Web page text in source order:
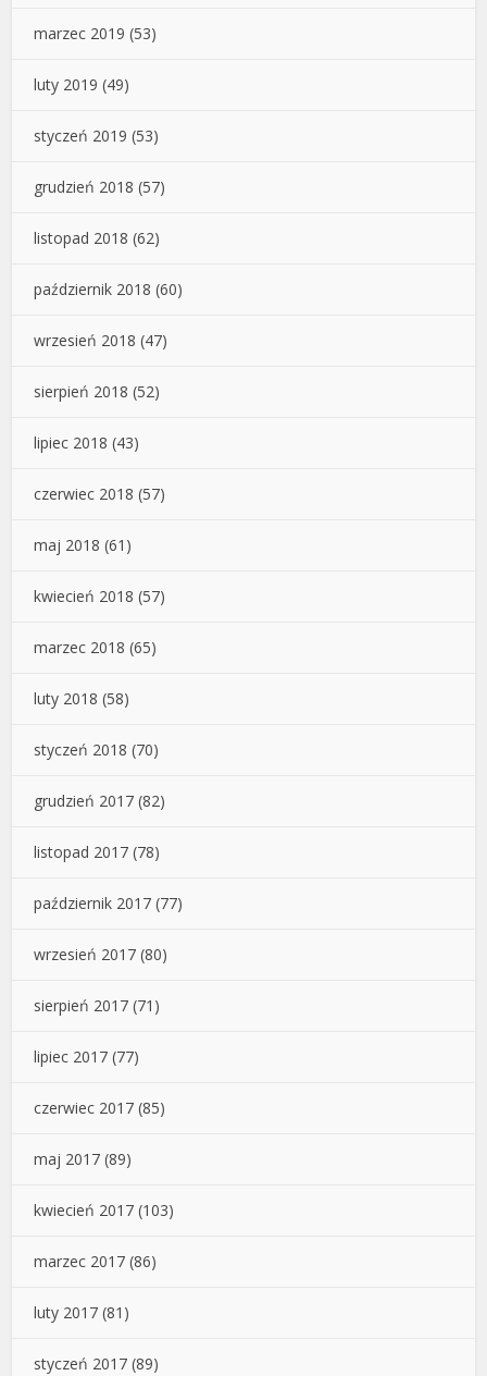
marzec 2019 (53)
luty 2019 (49)
styczeń 2019 (53)
grudzień 2018 (57)
listopad 2018 (62)
październik 2018 (60)
wrzesień 2018 (47)
sierpień 2018 (52)
lipiec 2018 (43)
czerwiec 2018 (57)
maj 2018 (61)
kwiecień 2018 (57)
marzec 2018 (65)
luty 2018 (58)
styczeń 2018 (70)
grudzień 2017 (82)
listopad 2017 (78)
październik 2017 (77)
wrzesień 2017 (80)
sierpień 2017 (71)
lipiec 2017 (77)
czerwiec 2017 (85)
maj 2017 (89)
kwiecień 2017 (103)
marzec 2017 (86)
luty 2017 (81)
styczeń 2017 (89)